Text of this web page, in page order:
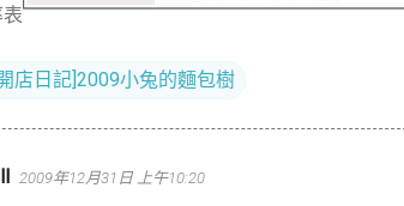
表
店日記]2009小兔的麵包樹
2009年12月31日 上午10:20